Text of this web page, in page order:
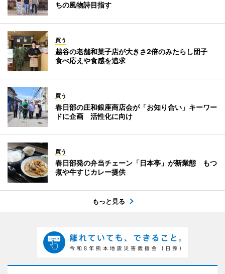
ちの風物詩目指す
買う
越谷の老舗和菓子店が大きさ2倍のみたらし団子
食べ応えや食感を追求
買う
春日部の庄和銀座商店会が「お知り合い」キーワー
ドに企画 活性化に向け
買う
春日部発の弁当チェーン「日本亭」が新業態 もつ
煮や牛すじカレー提供
もっと見る